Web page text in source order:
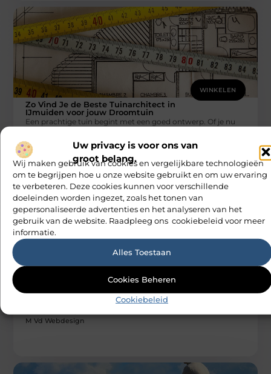
Uw privacy is voor ons van
groot belang.
Wij maken gebruik van cookies en vergelijkbare technologieën
om te begrijpen hoe u onze website gebruikt en om uw ervaring
te verbeteren. Deze cookies kunnen voor verschillende
doeleinden worden ingezet, zoals het tonen van
gepersonaliseerde advertenties en het analyseren van het
gebruik van de website. Raadpleeg ons cookiebeleid voor meer
informatie.
Alles Toestaan
Cookies Beheren
Cookiebeleid
WINKELEN
Zo Vind Je de Beste Tuinarchitect in
IJmuiden voor jouw Droomtuin
Een prachtige tuin begint met een goed ontwerp. Of je nu
moderne buitenruimte
M Vd Webdesign
WINKELEN
Bouwmarkt in Zaanstad: Waar moet je op
Welkom bij onze nieuwste blogpost! Als jij iemand bent die
M Vd Webdesign